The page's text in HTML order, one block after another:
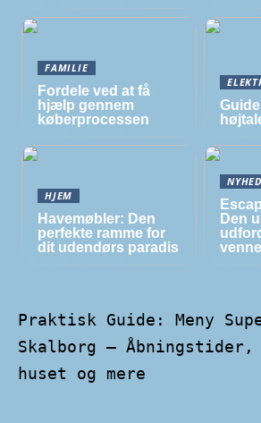
FAMILIE
Fordele ved at få
hjælp gennem
køberprocessen
HJEM
Havemøbler: Den
perfekte ramme for
dit udendørs paradis
Den
Praktisk Guide: Meny
Skalborg – Åbningstider,
huset og mere